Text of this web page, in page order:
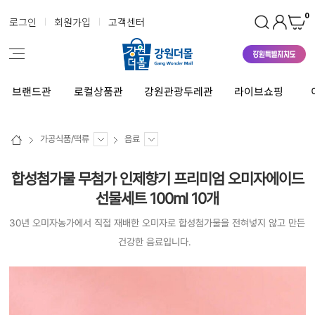
로그인 회원가입 고객센터 0
브랜드관 로컬상품관 강원관광두레관 라이브쇼핑
가공식품/떡류 음료
합성첨가물 무첨가 인제향기 프리미엄 오미자에이드
선물세트 100ml 10개
30년 오미자농가에서 직접 재배한 오미자로 합성첨가물을 전혀넣지 않고 만든
건강한 음료입니다.